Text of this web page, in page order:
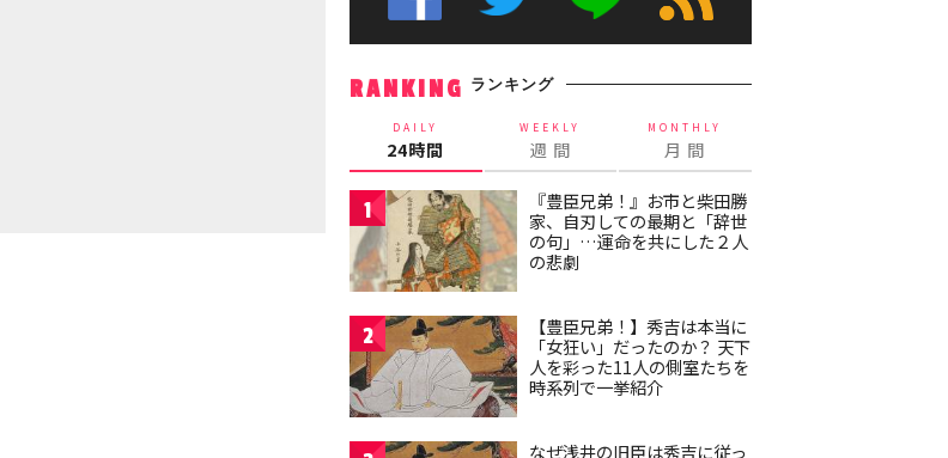
RANKING ランキング
DAILY
24時間
WEEKLY
週 間
MONTHLY
月 間
1
『豊臣兄弟！』お市と柴田勝
家、自刃しての最期と「辞世
の句」…運命を共にした２人
の悲劇
2
【豊臣兄弟！】秀吉は本当に
「女狂い」だったのか？ 天下
人を彩った11人の側室たちを
時系列で一挙紹介
なぜ浅井の旧臣は秀吉に従っ